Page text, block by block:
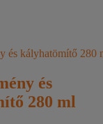
és
280 ml